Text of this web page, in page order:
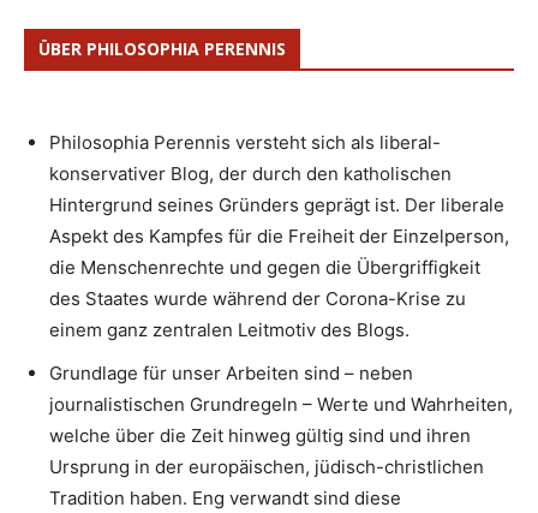
ÜBER PHILOSOPHIA PERENNIS
Philosophia Perennis versteht sich als liberal-
konservativer Blog, der durch den katholischen
Hintergrund seines Gründers geprägt ist. Der liberale
Aspekt des Kampfes für die Freiheit der Einzelperson,
die Menschenrechte und gegen die Übergriffigkeit
des Staates wurde während der Corona-Krise zu
einem ganz zentralen Leitmotiv des Blogs.
Grundlage für unser Arbeiten sind – neben
journalistischen Grundregeln – Werte und Wahrheiten,
welche über die Zeit hinweg gültig sind und ihren
Ursprung in der europäischen, jüdisch-christlichen
Tradition haben. Eng verwandt sind diese